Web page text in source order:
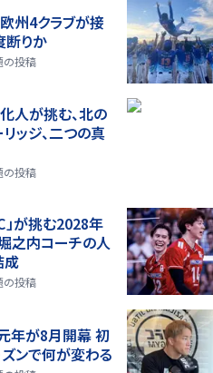
州4クラブが接
断りか
の投稿
人が挑む、北の
ッジ、二つの真
の投稿
」が挑む2028年
之内コーチの人
成
の投稿
年が8月開幕 初
ンで何が変わる